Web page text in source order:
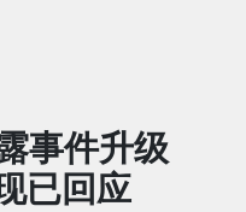
事件升级
已回应